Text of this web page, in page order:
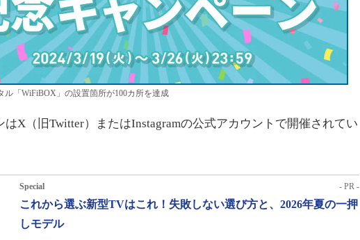
ル「WiFiBOX」の設置箇所が100カ所を達成
X（旧Twitter）またはInstagramの公式アカウントで開催されてい
Special - PR -
これから選ぶ新型TVはこれ！失敗しない選び方と、2026年夏の一押
しモデル